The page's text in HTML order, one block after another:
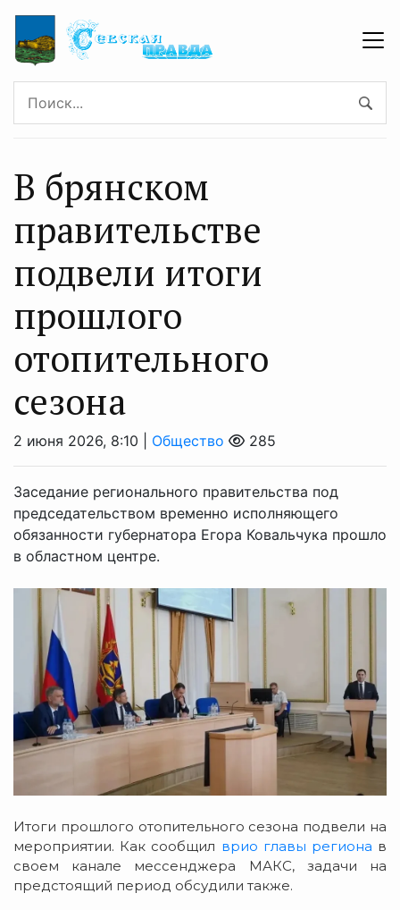
В брянском
правительстве
подвели итоги
прошлого
отопительного
сезона
2 июня 2026, 8:10 | Общество 285
Заседание регионального правительства под
председательством временно исполняющего
обязанности губернатора Егора Ковальчука прошло
в областном центре.
Итоги прошлого отопительного сезона подвели на
мероприятии. Как сообщил врио главы региона в
своем канале мессенджера МАКС, задачи на
предстоящий период обсудили также.